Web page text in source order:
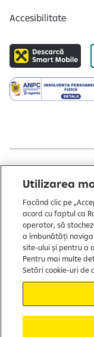
Accesibilitate
Termeni și condiții
Politică de utilizare
Preferințe cookie-uri
Politica de
Protecția consumatorului
Soluționarea alternativă
Utilizarea
Facând clic pe
acord cu faptul ca
operator, să
a îmbunătăți
site-ului și pentru a
Pentru mai multe
Setări cookie-uri de